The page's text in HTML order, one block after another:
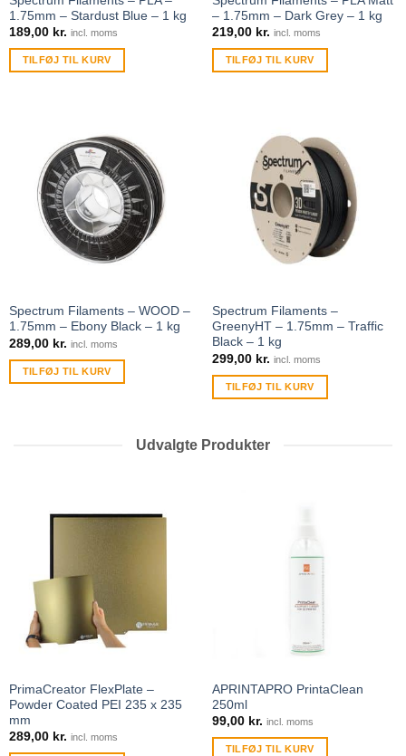
1.75mm – Stardust Blue – 1 kg
189,00 kr. incl. moms
TILFØJ TIL KURV
– 1.75mm – Dark Grey – 1 kg
219,00 kr. incl. moms
TILFØJ TIL KURV
Spectrum Filaments – WOOD –
1.75mm – Ebony Black – 1 kg
289,00 kr. incl. moms
TILFØJ TIL KURV
Spectrum Filaments –
GreenyHT – 1.75mm – Traffic
Black – 1 kg
299,00 kr. incl. moms
TILFØJ TIL KURV
Udvalgte Produkter
PrimaCreator FlexPlate –
Powder Coated PEI 235 x 235
mm
289,00 kr. incl. moms
APRINTAPRO PrintaClean
250ml
99,00 kr. incl. moms
TILFØJ TIL KURV